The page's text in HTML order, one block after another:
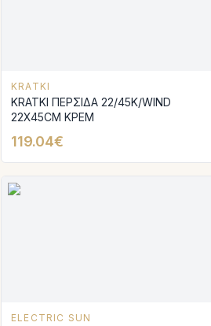
KRATKI
KRATKI ΠΕΡΣΙΔΑ 22/45K/WIND
22X45CM ΚΡΕΜ
119.04€
ELECTRIC SUN